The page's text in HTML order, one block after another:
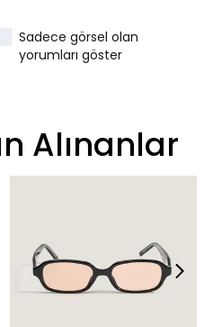
Sadece görsel olan
yorumları göster
Alınanlar